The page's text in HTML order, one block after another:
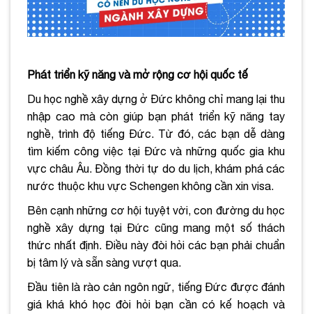
Phát triển kỹ năng và mở rộng cơ hội quốc tế
Du học nghề xây dựng ở Đức không chỉ mang lại thu
nhập cao mà còn giúp bạn phát triển kỹ năng tay
nghề, trình độ tiếng Đức. Từ đó, các bạn dễ dàng
tìm kiếm công việc tại Đức và những quốc gia khu
vực châu Âu. Đồng thời tự do du lịch, khám phá các
nước thuộc khu vực Schengen không cần xin visa.
Bên cạnh những cơ hội tuyệt vời, con đường du học
nghề xây dựng tại Đức cũng mang một số thách
thức nhất định. Điều này đòi hỏi các bạn phải chuẩn
bị tâm lý và sẵn sàng vượt qua.
Đầu tiên là rào cản ngôn ngữ, tiếng Đức được đánh
giá khá khó học đòi hỏi bạn cần có kế hoạch và